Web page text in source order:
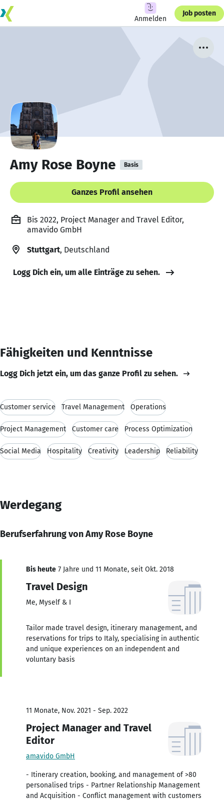
Anmelden
Job posten
Amy Rose Boyne Basis
Ganzes Profil ansehen
Bis 2022, Project Manager and Travel Editor,
amavido GmbH
Stuttgart, Deutschland
Logg Dich ein, um alle Einträge zu sehen.
Fähigkeiten und Kenntnisse
Logg Dich jetzt ein, um das ganze Profil zu sehen.
Customer service Travel Management Operations
Project Management Customer care Process Optimization
Social Media Hospitality Creativity Leadership Reliability
Werdegang
Berufserfahrung von Amy Rose Boyne
Bis heute 7 Jahre und 11 Monate, seit Okt. 2018
Travel Design
Me, Myself & I
Tailor made travel design, itinerary management, and
reservations for trips to Italy, specialising in authentic
and unique experiences on an independent and
voluntary basis
11 Monate, Nov. 2021 - Sep. 2022
Project Manager and Travel
Editor
amavido GmbH
- Itinerary creation, booking, and management of >80
personalised trips - Partner Relationship Management
and Acquisition - Conflict management with customers